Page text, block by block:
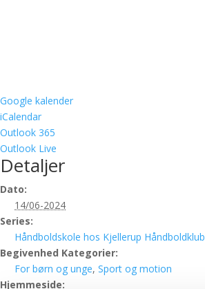
Google kalender
iCalendar
Outlook 365
Outlook Live
Detaljer
Dato:
14/06-2024
Series:
Håndboldskole hos Kjellerup Håndboldklub
Begivenhed Kategorier:
For børn og unge, Sport og motion
Hjemmeside: